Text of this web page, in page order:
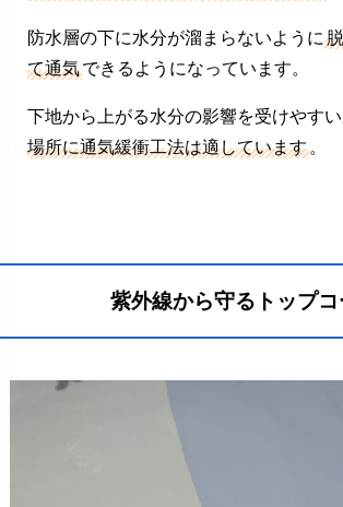
防水層の下に水分が溜まらないように
て通気できるようになっています。
下地から上がる水分の影響を受けやす
場所に通気緩衝工法は適しています 。
紫外線から守るトップコ